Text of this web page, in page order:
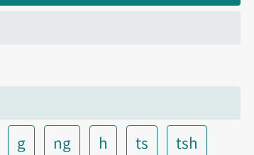
g ng h ts
tsh